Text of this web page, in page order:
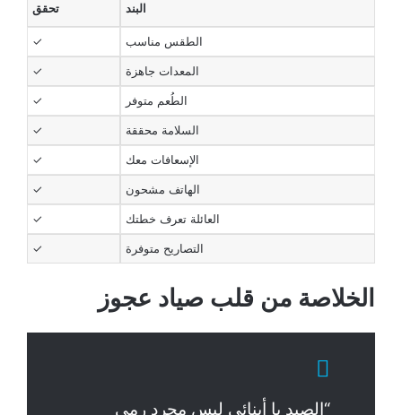
البند تحقق
الطقس مناسب ✓
المعدات جاهزة ✓
الطُعم متوفر ✓
السلامة محققة ✓
الإسعافات معك ✓
الهاتف مشحون ✓
العائلة تعرف خطتك ✓
التصاريح متوفرة ✓
الخلاصة من قلب صياد عجوز
“الصيد يا أبنائي ليس مجرد رمي